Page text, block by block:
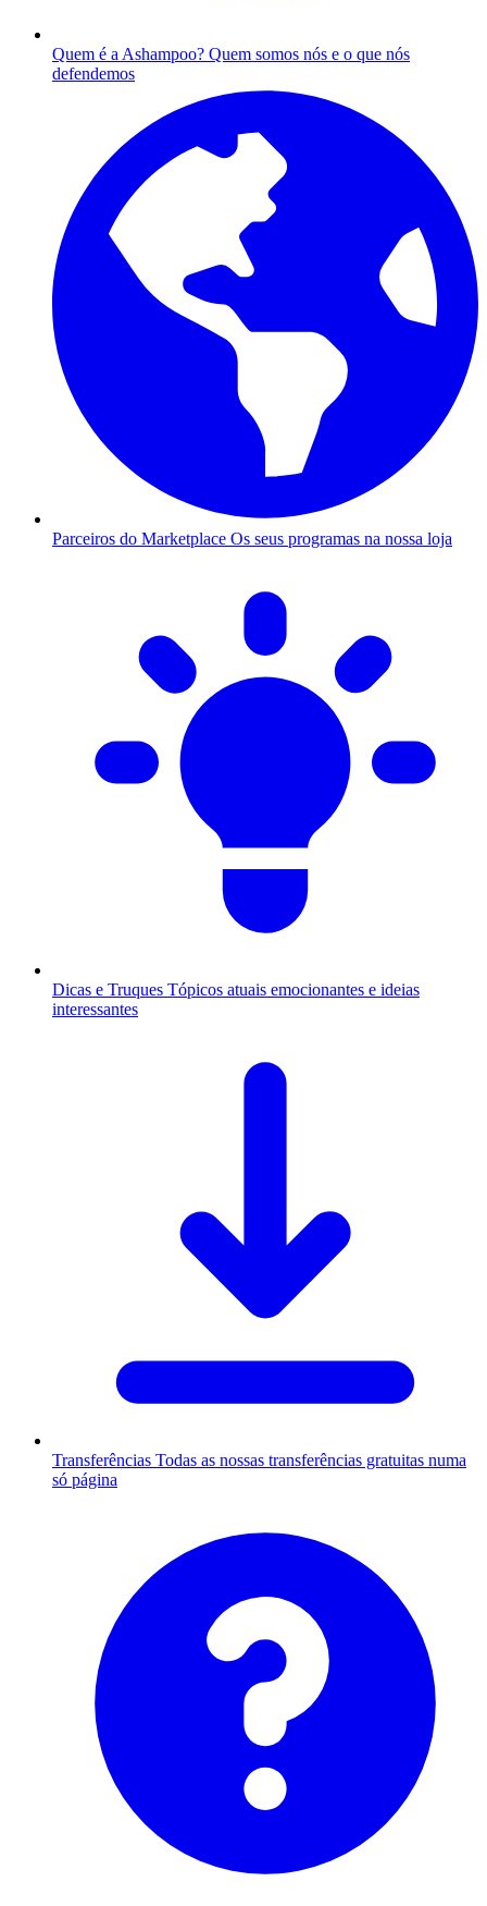
Quem é a Ashampoo? Quem somos nós e o que nós
defendemos
Parceiros do Marketplace Os seus programas na nossa loja
Dicas e Truques Tópicos atuais emocionantes e ideias
interessantes
Transferências Todas as nossas transferências gratuitas numa
só página